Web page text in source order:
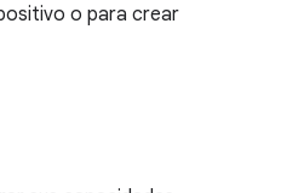
o para crear